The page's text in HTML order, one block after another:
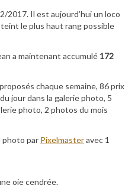
2017. Il est aujourd’hui un loco
le plus haut rang possible
a maintenant accumulé 172
chaque semaine, 86 prix
jour dans la galerie photo, 5
photo, 2 photos du mois
photo par Pixelmasteravec 1
oie cendrée.